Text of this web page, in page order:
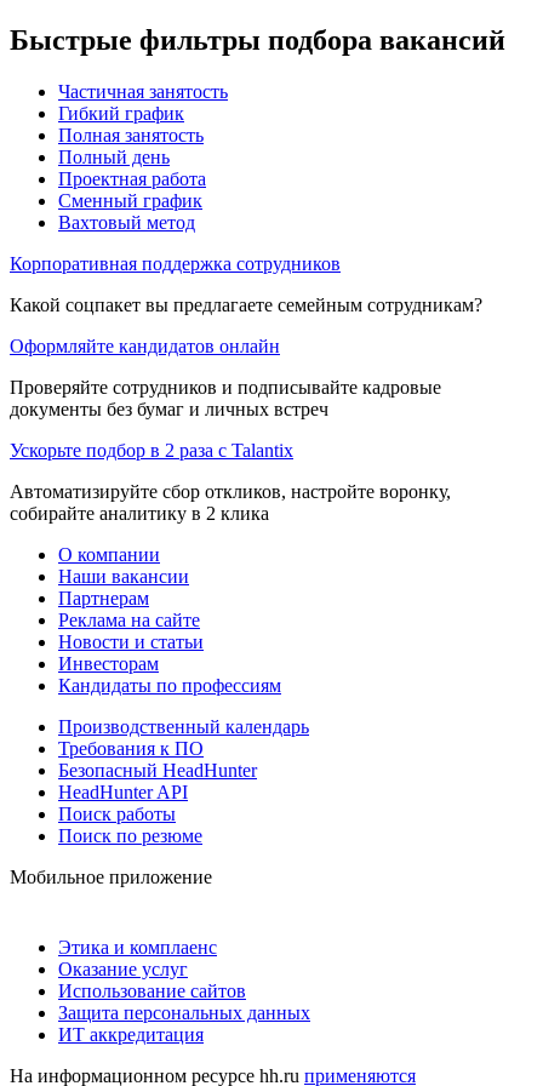
Быстрые фильтры подбора вакансий
Частичная занятость
Гибкий график
Полная занятость
Полный день
Проектная работа
Сменный график
Вахтовый метод
Корпоративная поддержка сотрудников
Какой соцпакет вы предлагаете семейным сотрудникам?
Оформляйте кандидатов онлайн
Проверяйте сотрудников и подписывайте кадровые
документы без бумаг и личных встреч
Ускорьте подбор в 2 раза с Talantix
Автоматизируйте сбор откликов, настройте воронку,
собирайте аналитику в 2 клика
О компании
Наши вакансии
Партнерам
Реклама на сайте
Новости и статьи
Инвесторам
Кандидаты по профессиям
Производственный календарь
Требования к ПО
Безопасный HeadHunter
HeadHunter API
Поиск работы
Поиск по резюме
Мобильное приложение
Этика и комплаенс
Оказание услуг
Использование сайтов
Защита персональных данных
ИТ аккредитация
На информационном ресурсе hh.ru применяются